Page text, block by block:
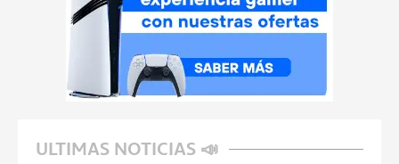
ULTIMAS NOTICIAS 📣